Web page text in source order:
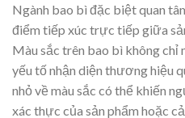
Ngành bao bì đặc biệt quan
điểm tiếp xúc trực tiếp giữa
Màu sắc trên bao bì không chỉ
yếu tố nhận diện thương hiệu
nhỏ về màu sắc có thể khiến
xác thực của sản phẩm hoặc